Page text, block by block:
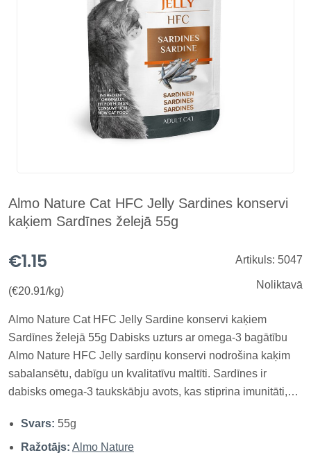
Almo Nature Cat HFC Jelly Sardines konservi
kaķiem Sardīnes želejā 55g
€1.15
(€20.91/kg)
Artikuls: 5047
Noliktavā
Almo Nature Cat HFC Jelly Sardine konservi kaķiem
Sardīnes želejā 55g Dabisks uzturs ar omega-3 bagātību
Almo Nature HFC Jelly sardīņu konservi nodrošina kaķim
sabalansētu, dabīgu un kvalitatīvu maltīti. Sardīnes ir
dabisks omega-3 taukskābju avots, kas stiprina imunitāti,
un kuplu kažoku. Visas sastāvdaļas ir 100% HFC, tātad
sākotnēji p...
Svars: 55g
Ražotājs: Almo Nature